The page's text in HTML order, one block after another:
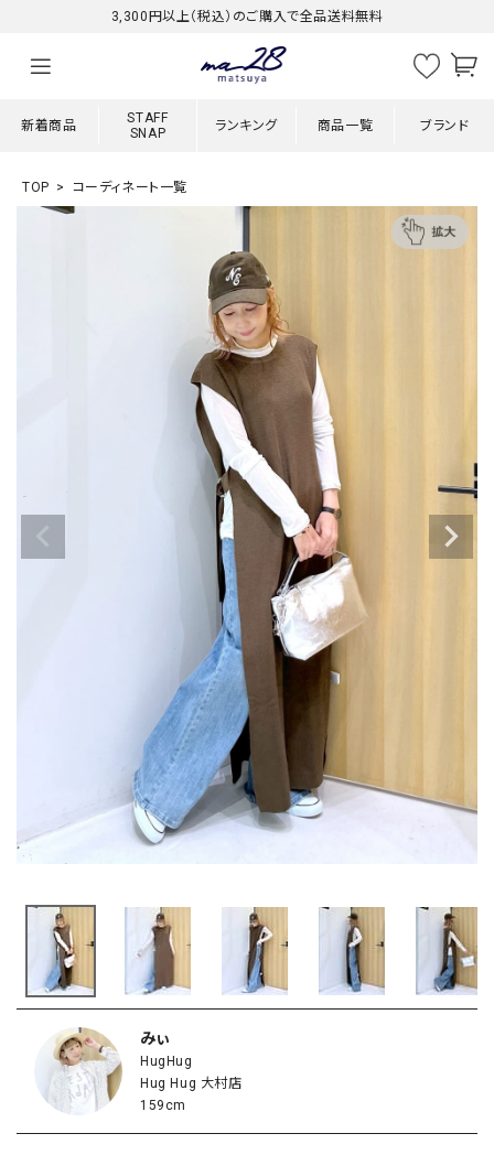
3,300円以上（税込）のご購入で全品送料無料
新着商品
STAFF
SNAP
ランキング 商品一覧 ブランド
TOP コーディネート一覧
みぃ
HugHug
Hug Hug 大村店
159cm